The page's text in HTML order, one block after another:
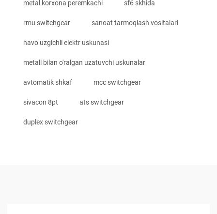
metal korxona peremkachi sf6 skhida
rmu switchgear sanoat tarmoqlash vositalari
havo uzgichli elektr uskunasi
metall bilan o'ralgan uzatuvchi uskunalar
avtomatik shkaf mcc switchgear
sivacon 8pt ats switchgear
duplex switchgear